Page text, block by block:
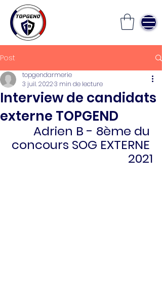
Post
Interview de candidats
externe TOPGEND
topgendarmerie
3 juil. 20223 min de lecture
Adrien B - 8ème du
concours SOG EXTERNE
2021